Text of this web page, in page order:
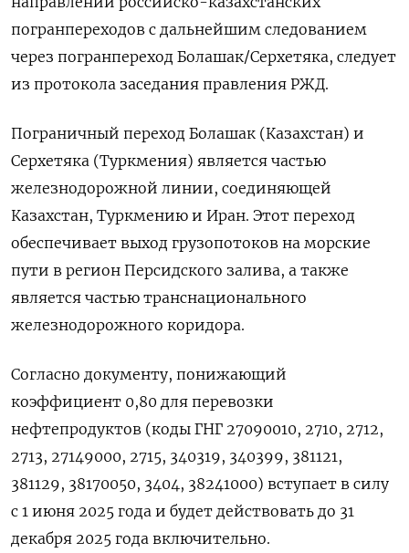
погранпереходов с дальнейшим следованием
через погранпереход Болашак/Серхетяка, следует
из протокола заседания правления РЖД.
Пограничный переход Болашак (Казахстан) и
Серхетяка (Туркмения) является частью
железнодорожной линии, соединяющей
Казахстан, Туркмению и Иран. Этот переход
обеспечивает выход грузопотоков на морские
пути в регион Персидского залива, а также
является частью транснационального
железнодорожного коридора.
Согласно документу, понижающий
коэффициент 0,80 для перевозки
нефтепродуктов (коды ГНГ 27090010, 2710, 2712,
2713, 27149000, 2715, 340319, 340399, 381121,
381129, 38170050, 3404, 38241000) вступает в силу
с 1 июня 2025 года и будет действовать до 31
декабря 2025 года включительно.